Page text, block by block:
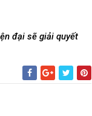
đại sẽ giải quyết